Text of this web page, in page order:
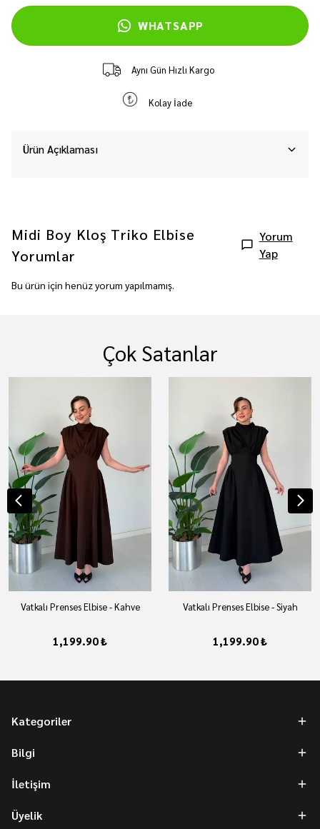
WHATSAPP
Aynı Gün Hızlı Kargo
Kolay İade
Ürün Açıklaması
Midi Boy Kloş Triko Elbise
Yorumlar
Yorum
Yap
Bu ürün için henüz yorum yapılmamış.
Çok Satanlar
Vatkalı Prenses Elbise - Kahve
1,199.90 ₺
Vatkalı Prenses Elbise - Siyah
1,199.90 ₺
Kategoriler
Bilgi
İletişim
Üyelik